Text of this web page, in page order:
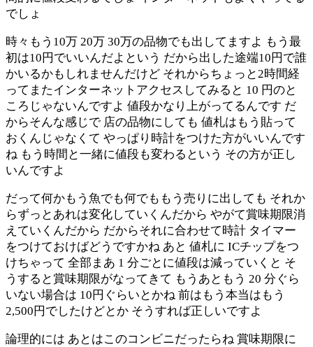
でしょ
時々もう10万 20万 30万の品物でも出してますよ もう最
初は10円でいいんだよという だから出した途端10円で誰
かいるかもしれませんだけど それからちょっと2時間経
ってまたインターネットアクセスしてみると 10 円のと
ころじゃないんですよ 値段かなり上がってるんです だ
からそんな感じで 店の品物にしても 値札はもう貼って
おくんじゃなくて やっぱり時計をつけた方がいいんです
ね もう時間と一緒に値段も変わるという その方が正し
いんですよ
だって何かもう魚でも何でももう売りに出しても それか
らずっとあれは変化していくんだから やがて賞味期限消
えていくんだから だからそれに合わせて時計 タイマー
をつけておけばどうですかね あと 値札に ICチップをつ
けちゃって 全部まあ 1 分ごとに値段は減っていくと そ
うすると賞味期限がなってきて もうあともう 20 分ぐら
いない場合は 10円ぐらいとかね 前はもう本当はもう
2,500円でしたけどとか そうすれば正しいですよ
論理的には あとはこのコンビニだったらね 賞味期限に